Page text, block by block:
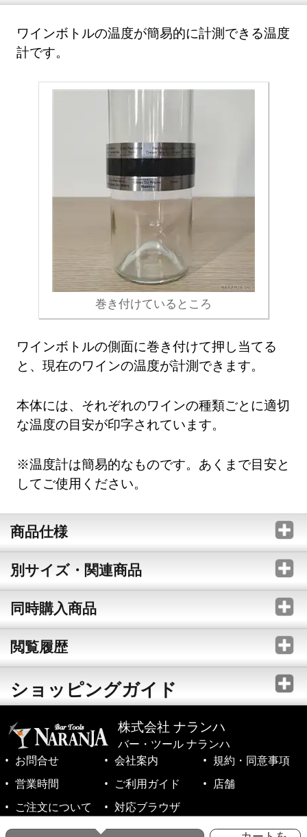
ワインボトルの温度が簡易的に計測できる温度
計です。
巻き付けているところ
ワインボトルの側面に巻き付けて押し当てる
と、現在のワインの温度が計測できます。
本体には、それぞれのワインの種類ごとに適切
な温度の目安が印字されています。
※温度計は簡易的なものです。あくまで目安と
してご使用ください。
商品仕様
別サイズ・関連商品
同時購入商品
閲覧履歴
ショッピングガイド
株式会社 ナランハ
バー・ツール ナランハ
お問合せ
会社案内
規約・同意事項
営業時間
ご利用ガイド
店舗
ご注文について
対応ブラウザ
©1999-2026 NARANJA Inc. All Rights Reserved.